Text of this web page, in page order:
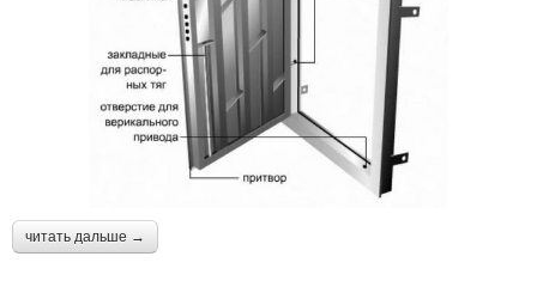
читать дальше →